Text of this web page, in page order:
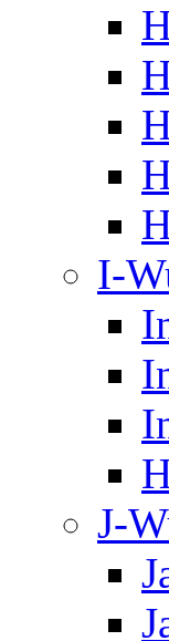
I-
J-